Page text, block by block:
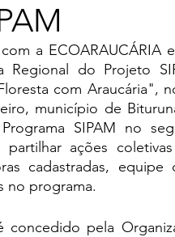
a ECOARAUCÁRIA
do Projeto
com Araucária",
município de
SIPAM no
ações
cadastradas,
no programa.
pela